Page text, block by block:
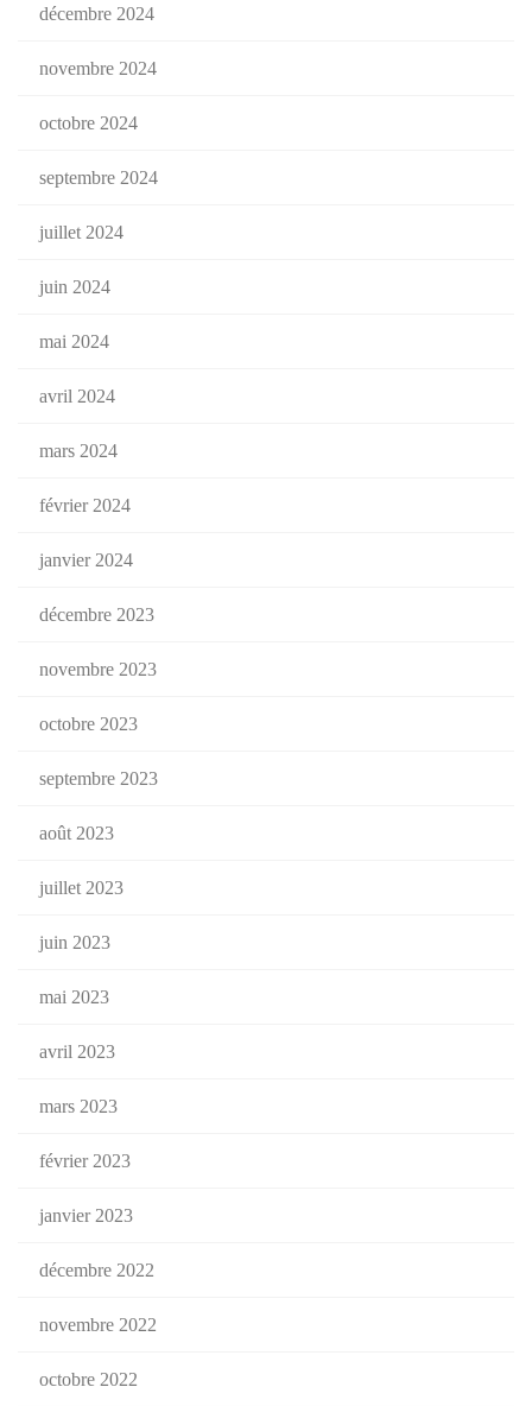
décembre 2024
novembre 2024
octobre 2024
septembre 2024
juillet 2024
juin 2024
mai 2024
avril 2024
mars 2024
février 2024
janvier 2024
décembre 2023
novembre 2023
octobre 2023
septembre 2023
août 2023
juillet 2023
juin 2023
mai 2023
avril 2023
mars 2023
février 2023
janvier 2023
décembre 2022
novembre 2022
octobre 2022